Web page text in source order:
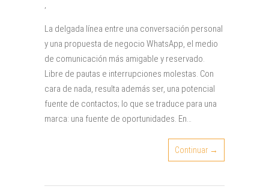
,
La delgada línea entre una conversación personal
y una propuesta de negocio WhatsApp, el medio
de comunicación más amigable y reservado.
Libre de pautas e interrupciones molestas. Con
cara de nada, resulta además ser, una potencial
fuente de contactos; lo que se traduce para una
marca: una fuente de oportunidades. En…
Continuar →